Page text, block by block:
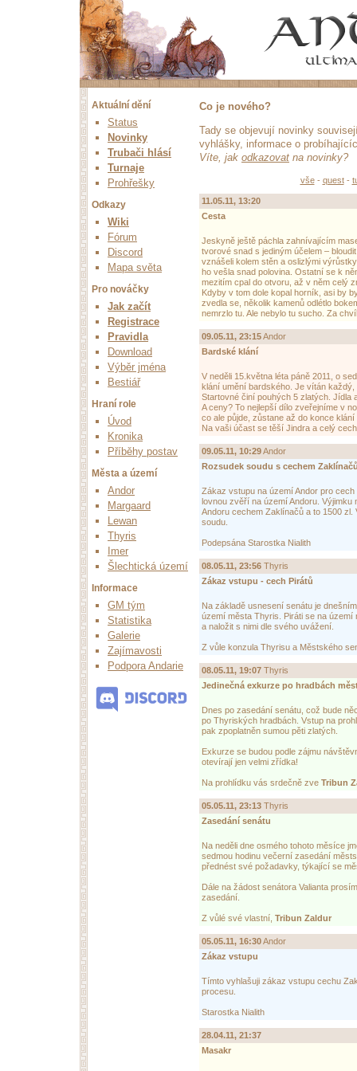
Aktuální dění
Status
Novinky
Trubači hlásí
Turnaje
Prohřešky
Odkazy
Wiki
Fórum
Discord
Mapa světa
Pro nováčky
Jak začít
Registrace
Pravidla
Download
Výběr jména
Bestiář
Hraní role
Úvod
Kronika
Příběhy postav
Města a území
Andor
Margaard
Lewan
Thyris
Imer
Šlechtická území
Informace
GM tým
Statistika
Galerie
Zajímavosti
Podpora Andarie
Co je nového?
Tady se objevují novinky
vyhlášky, informace o
Víte, jak odkazovat na novinky?
vše- quest-
11.05.11, 13:20
Cesta
Jeskyně ještě páchla zahnívajícím
tvorové snad s jediným účelem –
vznášeli kolem stěn a oslizlými
ho vešla snad polovina. Ostatní se k
mezitím cpal do otvoru, až v něm celý
Kdyby v tom dole kopal horník, asi by
zvedla se, několik kamenů odlétlo
nemrzlo tu. Ale nebylo tu sucho. Za
09.05.11, 23:15Andor
Bardské klání
V neděli 15.května léta páně 2011, o
klání umění bardského. Je vítán
Startovné činí pouhých 5 zlatých. Jídla
A ceny? To nejlepší dílo zveřejníme v
co ale půjde, zůstane až do konce klání
Na vaši účast se těší Jindra a celý
09.05.11, 10:29Andor
Rozsudek soudu s cechem
Zákaz vstupu na území Andor pro
lovnou zvěří na území Andoru.
Andoru cechem Zaklínačů a to 1500
soudu.
Podepsána Starostka Nialith
08.05.11, 23:56 Thyris
Zákaz vstupu - cech Pirátů
Na základě usnesení senátu je
území města Thyris. Piráti se na
a naložit s nimi dle svého uvážení.
Z vůle konzula Thyrisu a Městského
08.05.11, 19:07 Thyris
Jedinečná exkurze po hradbách
Dnes po zasedání senátu, což bude
po Thyriských hradbách. Vstup na
pak zpoplatněn sumou pěti zlatých.
Exkurze se budou podle zájmu
otevírají jen velmi zřídka!
Na prohlídku vás srdečně zve Tribun
05.05.11, 23:13 Thyris
Zasedání senátu
Na neděli dne osmého tohoto měsíce
sedmou hodinu večerní zasedání
přednést své požadavky, týkající se
Dále na žádost senátora Valianta
zasedání.
Z vůlé své vlastní, Tribun Zaldur
05.05.11, 16:30Andor
Zákaz vstupu
Tímto vyhlašuji zákaz vstupu cechu
procesu.
Starostka Nialith
28.04.11, 21:37
Masakr